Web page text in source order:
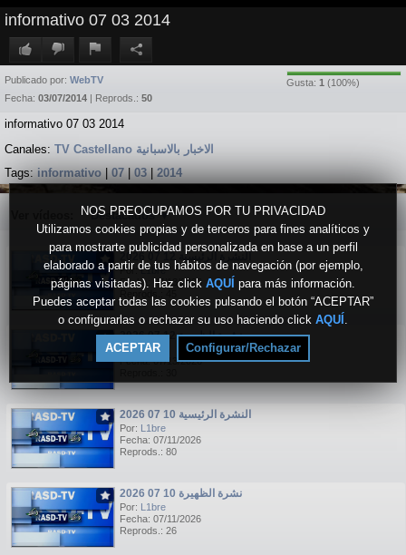
NOS PREOCUPAMOS POR TU PRIVACIDAD
Utilizamos cookies propias y de terceros para fines analíticos y
para mostrarte publicidad personalizada en base a un perfil
elaborado a partir de tus hábitos de navegación (por ejemplo,
páginas visitadas). Haz click AQUÍ para más información.
Puedes aceptar todas las cookies pulsando el botón “ACEPTAR”
o configurarlas o rechazar su uso haciendo click AQUÍ .
ACEPTAR Configurar/Rechazar
informativo 07 03 2014
Gusta: 1 (100%)
Publicado por: WebTV
Fecha: 03/07/2014 | Reprods.: 50
informativo 07 03 2014
Canales:
TV Castellano الاخبار بالاسبانية
Tags: informativo | 07 | 03 | 2014
Destacados ▼
النشرة الرئيسية 12 07 2026
Por:L1bre
Fecha: 07/13/2026
Reprods.: 45
نشرة الظهيرة 12 07 2026
Por: L1bre
Fecha: 07/13/2026
النشرة الرئيسية 10 07 2026
Por: L1bre
Fecha: 07/11/2026
Reprods.: 80
نشرة الظهيرة 10 07 2026
Por: L1bre
Fecha: 07/11/2026
Reprods.: 26